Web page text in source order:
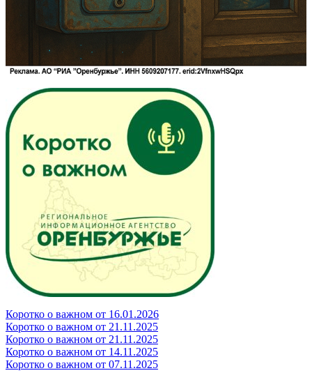
Коротко о важном от 16.01.2026
Коротко о важном от 21.11.2025
Коротко о важном от 21.11.2025
Коротко о важном от 14.11.2025
Коротко о важном от 07.11.2025